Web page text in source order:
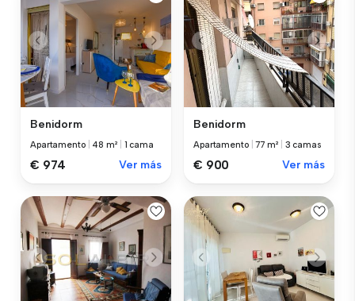
Benidorm
Apartamento 48 m² 1 cama
€ 974 Ver más
Benidorm
Apartamento |77 m² 3 camas
€ 900 Ver más